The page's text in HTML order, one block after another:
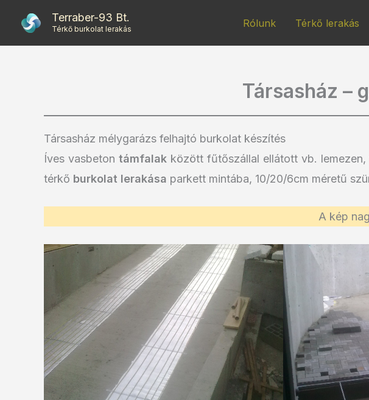
content
Terraber-93 Bt.
Térkő burkolat lerakás Rólunk Térkő lerakás
Társasház –
Társasház mélygarázs felhajtó burkolat készítés
Íves vasbeton támfalak között fűtőszállal ellátott vb. lemezen,
térkő burkolat lerakása parkett mintába, 10/20/6cm méretű
A kép